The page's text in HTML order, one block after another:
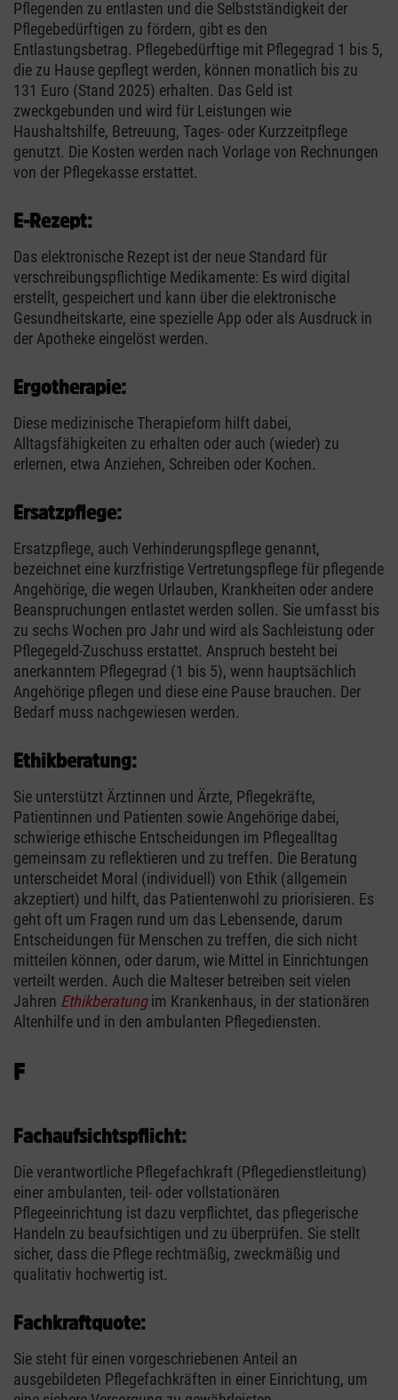
Pflegenden zu entlasten und die Selbstständigkeit der
Pflegebedürftigen zu fördern, gibt es den
Entlastungsbetrag. Pflegebedürftige mit Pflegegrad 1 bis 5,
die zu Hause gepflegt werden, können monatlich bis zu
131 Euro (Stand 2025) erhalten. Das Geld ist
zweckgebunden und wird für Leistungen wie
Haushaltshilfe, Betreuung, Tages- oder Kurzzeitpflege
genutzt. Die Kosten werden nach Vorlage von Rechnungen
von der Pflegekasse erstattet.
E-Rezept:
Das elektronische Rezept ist der neue Standard für
verschreibungspflichtige Medikamente: Es wird digital
erstellt, gespeichert und kann über die elektronische
Gesundheitskarte, eine spezielle App oder als Ausdruck in
der Apotheke eingelöst werden.
Ergotherapie:
Diese medizinische Therapieform hilft dabei,
Alltagsfähigkeiten zu erhalten oder auch (wieder) zu
erlernen, etwa Anziehen, Schreiben oder Kochen.
Ersatzpflege:
Ersatzpflege, auch Verhinderungspflege genannt,
bezeichnet eine kurzfristige Vertretungspflege für pflegende
Angehörige, die wegen Urlauben, Krankheiten oder andere
Beanspruchungen entlastet werden sollen. Sie umfasst bis
zu sechs Wochen pro Jahr und wird als Sachleistung oder
Pflegegeld-Zuschuss erstattet. Anspruch besteht bei
anerkanntem Pflegegrad (1 bis 5), wenn hauptsächlich
Angehörige pflegen und diese eine Pause brauchen. Der
Bedarf muss nachgewiesen werden.
Ethikberatung:
Sie unterstützt Ärztinnen und Ärzte, Pflegekräfte,
Patientinnen und Patienten sowie Angehörige dabei,
schwierige ethische Entscheidungen im Pflegealltag
gemeinsam zu reflektieren und zu treffen. Die Beratung
unterscheidet Moral (individuell) von Ethik (allgemein
akzeptiert) und hilft, das Patientenwohl zu priorisieren. Es
geht oft um Fragen rund um das Lebensende, darum
Entscheidungen für Menschen zu treffen, die sich nicht
mitteilen können, oder darum, wie Mittel in Einrichtungen
verteilt werden. Auch die Malteser betreiben seit vielen
Jahren Ethikberatungim Krankenhaus, in der stationären
Altenhilfe und in den ambulanten Pflegediensten.
F
Fachaufsichtspflicht:
Die verantwortliche Pflegefachkraft (Pflegedienstleitung)
einer ambulanten, teil- oder vollstationären
Pflegeeinrichtung ist dazu verpflichtet, das pflegerische
Handeln zu beaufsichtigen und zu überprüfen. Sie stellt
sicher, dass die Pflege rechtmäßig, zweckmäßig und
qualitativ hochwertig ist.
Fachkraftquote:
Sie steht für einen vorgeschriebenen Anteil an
ausgebildeten Pflegefachkräften in einer Einrichtung, um